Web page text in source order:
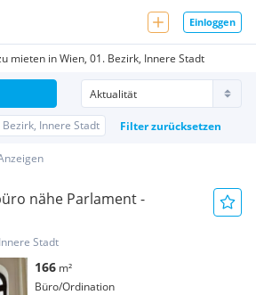
Einloggen
mieten in Wien, 01. Bezirk, Innere Stadt
Bezirk, Innere Stadt Filter zurücksetzen
nähe Parlament -
Stadt
166 m²
Büro/Ordination